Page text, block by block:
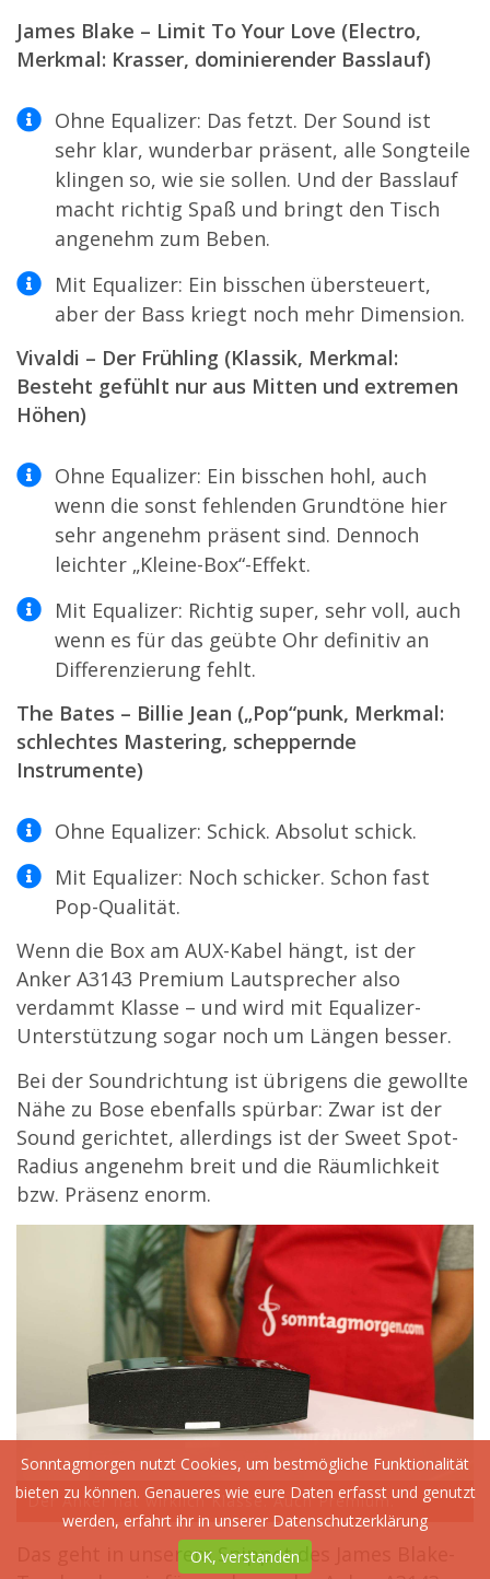
James Blake – Limit To Your Love (Electro,
Merkmal: Krasser, dominierender Basslauf)
Ohne Equalizer: Das fetzt. Der Sound ist
sehr klar, wunderbar präsent, alle Songteile
klingen so, wie sie sollen. Und der Basslauf
macht richtig Spaß und bringt den Tisch
angenehm zum Beben.
Mit Equalizer: Ein bisschen übersteuert,
aber der Bass kriegt noch mehr Dimension.
Vivaldi – Der Frühling (Klassik, Merkmal:
Besteht gefühlt nur aus Mitten und extremen
Höhen)
Ohne Equalizer: Ein bisschen hohl, auch
wenn die sonst fehlenden Grundtöne hier
sehr angenehm präsent sind. Dennoch
leichter „Kleine-Box“-Effekt.
Mit Equalizer: Richtig super, sehr voll, auch
wenn es für das geübte Ohr definitiv an
Differenzierung fehlt.
The Bates – Billie Jean („Pop“punk, Merkmal:
schlechtes Mastering, scheppernde
Instrumente)
Ohne Equalizer: Schick. Absolut schick.
Mit Equalizer: Noch schicker. Schon fast
Pop-Qualität.
Wenn die Box am AUX-Kabel hängt, ist der
Anker A3143 Premium Lautsprecher also
verdammt Klasse – und wird mit Equalizer-
Unterstützung sogar noch um Längen besser.
Bei der Soundrichtung ist übrigens die gewollte
Nähe zu Bose ebenfalls spürbar: Zwar ist der
Sound gerichtet, allerdings ist der Sweet Spot-
Radius angenehm breit und die Räumlichkeit
bzw. Präsenz enorm.
Der Anker hat wirklich Klasse. Auch Premium.
Das geht in unserem Snippet des James Blake-
Sonntagmorgen nutzt Cookies, um bestmögliche Funktionalität
bieten zu können. Genaueres wie eure Daten erfasst und genutzt
werden, erfahrt ihr in unserer Datenschutzerklärung
OK, verstanden